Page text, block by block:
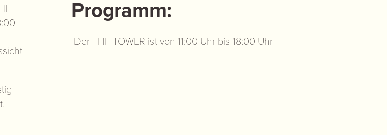
Programm:
Der THF TOWER ist von 11:00 Uhr bis 18:00 Uhr